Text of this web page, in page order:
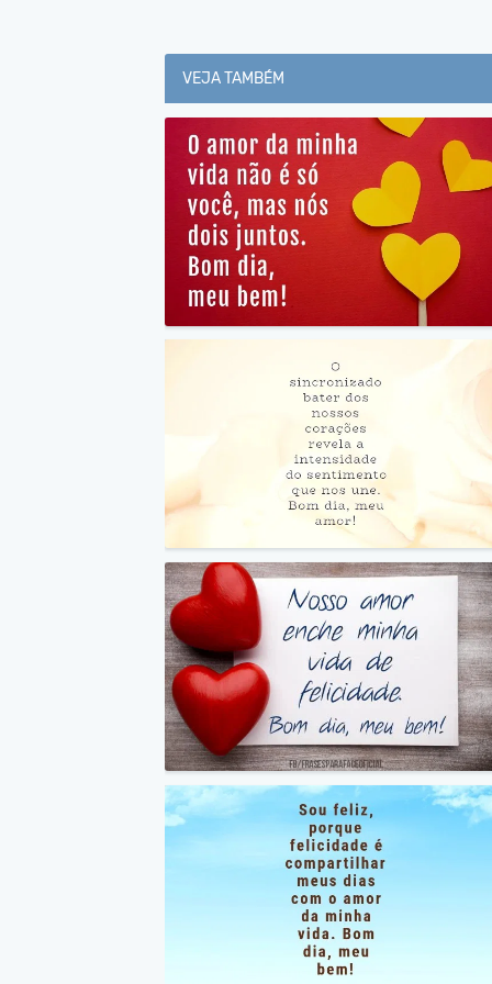
VEJA TAMBÉM